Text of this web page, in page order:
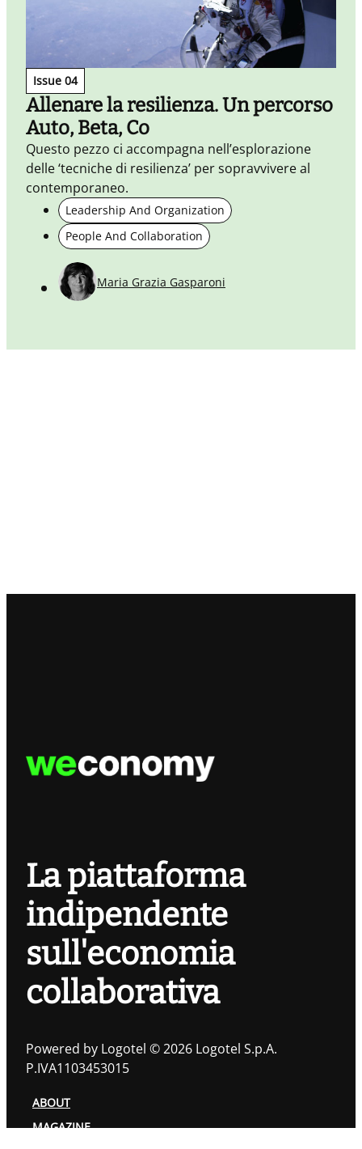
Issue 04
Allenare la resilienza. Un percorso
Auto, Beta, Co
Questo pezzo ci accompagna nell’esplorazione
delle ‘tecniche di resilienza’ per sopravvivere al
contemporaneo.
Leadership And Organization
People And Collaboration
Maria Grazia Gasparoni
La piattaforma
indipendente
sull'economia
collaborativa
Powered by Logotel © 2026 Logotel S.p.A.
P.IVA1103453015
ABOUT
MAGAZINE